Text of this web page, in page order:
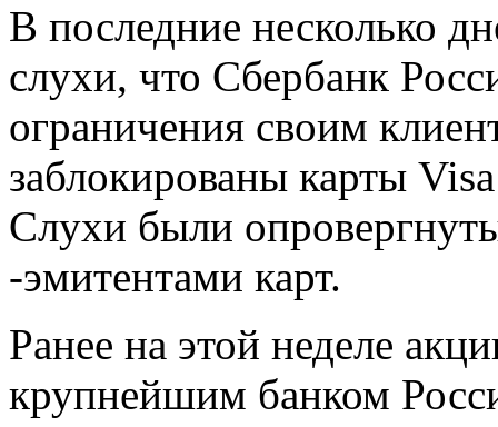
В последние несколько
слухи, что Сбербанк
ограничения своим
заблокированы карты
Слухи были
-эмитентами карт.
Ранее на этой неделе
крупнейшим банком